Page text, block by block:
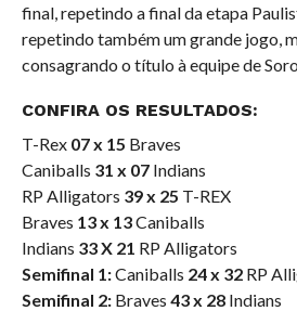
final, repetindo a final da etapa
repetindo também um grande jogo,
consagrando o título à equipe de
CONFIRA OS RESULTADOS:
T-Rex 07 x 15 Braves
Caniballs 31 x 07Indians
RP Alligators 39 x 25 T-REX
Braves 13 x 13Caniballs
Indians 33 X 21 RP Alligators
Semifinal 1:Caniballs 24 x 32RP
Semifinal 2: Braves 43 x 28Indians